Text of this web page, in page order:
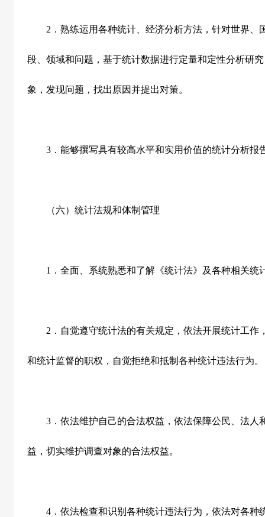
2 ．熟练运用各种统计、经济分析方法，针对世界
段、领域和问题，基于统计数据进行定量和定性分析研
象，发现问题，找出原因并提出对策。
3 ．能够撰写具有较高水平和实用价值的统计分析报
（六）统计法规和体制管理
1 ．全面、系统熟悉和了解《统计法》及各种相关
2 ．自觉遵守统计法的有关规定，依法开展统计工
和统计监督的职权，自觉拒绝和抵制各种统计违法行为。
3 ．依法维护自己的合法权益，依法保障公民、法
益，切实维护调查对象的合法权益。
4 ．依法检查和识别各种统计违法行为，依法对各种